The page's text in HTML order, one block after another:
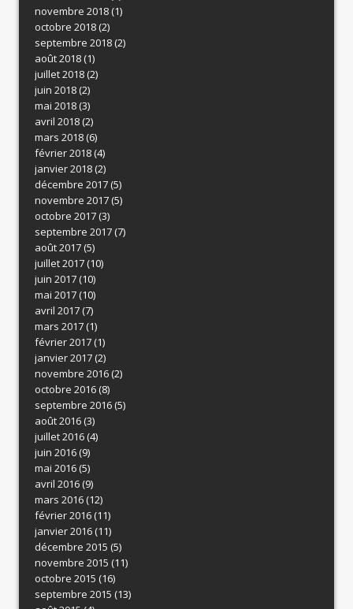
novembre 2018(1)
octobre 2018(2)
septembre 2018(2)
août 2018(1)
juillet 2018(2)
juin 2018(2)
mai 2018(3)
avril 2018(2)
mars 2018(6)
février 2018(4)
janvier 2018(2)
décembre 2017(5)
novembre 2017(5)
octobre 2017(3)
septembre 2017(7)
août 2017(5)
juillet 2017(10)
juin 2017(10)
mai 2017(10)
avril 2017(7)
mars 2017(1)
février 2017(1)
janvier 2017(2)
novembre 2016(2)
octobre 2016(8)
septembre 2016(5)
août 2016(3)
juillet 2016(4)
juin 2016(9)
mai 2016(5)
avril 2016(9)
mars 2016(12)
février 2016(11)
janvier 2016(11)
décembre 2015 (5)
novembre 2015 (11)
octobre 2015 (16)
septembre 2015 (13)